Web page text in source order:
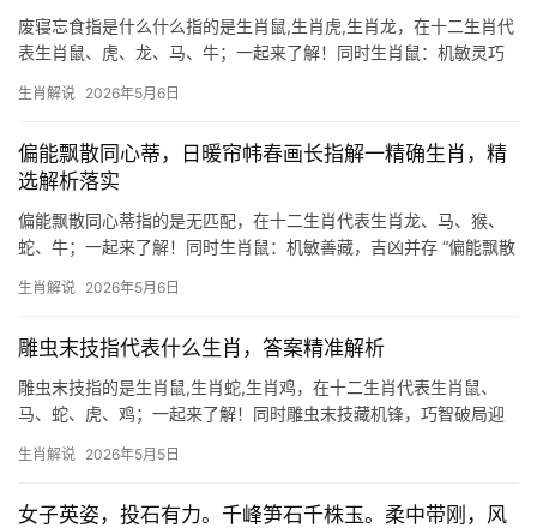
废寝忘食指是什么什么指的是生肖鼠,生肖虎,生肖龙，在十二生肖代
表生肖鼠、虎、龙、马、牛；一起来了解！同时生肖鼠：机敏灵巧
力，子时出生的鼠人天生带财，尤其下半年逢“金水相生”流年，29
生肖解说 2026年5月6日
偏能飘散同心蒂，日暖帘帏春画长指解一精确生肖，精
选解析落实
偏能飘散同心蒂指的是无匹配，在十二生肖代表生肖龙、马、猴、
蛇、牛；一起来了解！同时生肖鼠：机敏善藏，吉凶并存 “偏能飘散
首，象征智慧与适应力，下半年，29岁和41岁的生肖鼠人易遇贵人
生肖解说 2026年5月6日
雕虫末技指代表什么生肖，答案精准解析
雕虫末技指的是生肖鼠,生肖蛇,生肖鸡，在十二生肖代表生肖鼠、
马、蛇、虎、鸡；一起来了解！同时雕虫末技藏机锋，巧智破局迎
上，却暗藏玄机，鼠为十二生肖之首，天生敏锐机警，擅长以巧破
生肖解说 2026年5月5日
女子英姿，投石有力。千峰笋石千株玉。柔中带刚，风